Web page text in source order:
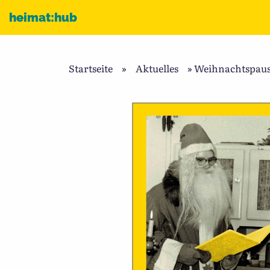
heimat:hub
Startseite » Aktuelles »